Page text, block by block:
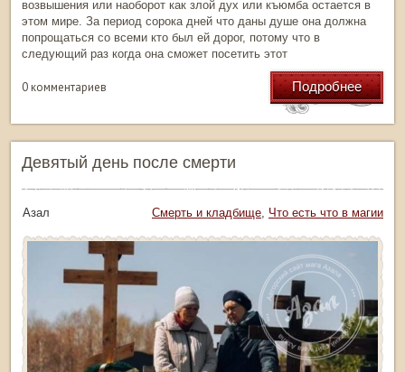
возвышения или наоборот как злой дух или къюмба остается в
этом мире. За период сорока дней что даны душе она должна
попрощаться со всеми кто был ей дорог, потому что в
следующий раз когда она сможет посетить этот
0 комментариев Подробнее
Девятый день после смерти
Азал Смерть и кладбище, Что есть что в магии